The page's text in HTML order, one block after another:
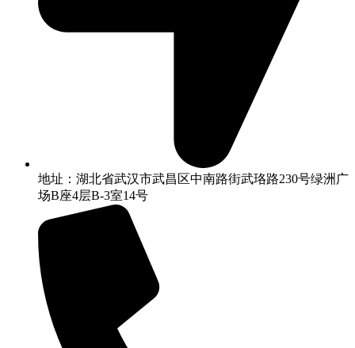
地址：湖北省武汉市武昌区中南路街武珞路230号绿洲广
场B座4层B-3室14号